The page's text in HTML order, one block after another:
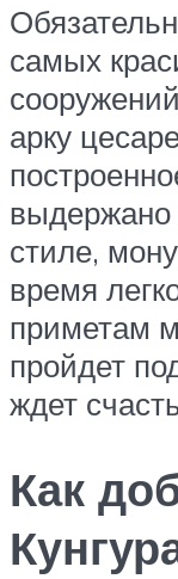
самых
арку
выдержано
стиле,
время
приметам
пройдет
ждет
Как